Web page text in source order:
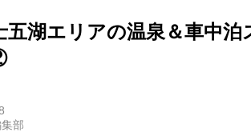
五湖エリアの温泉＆車中
部